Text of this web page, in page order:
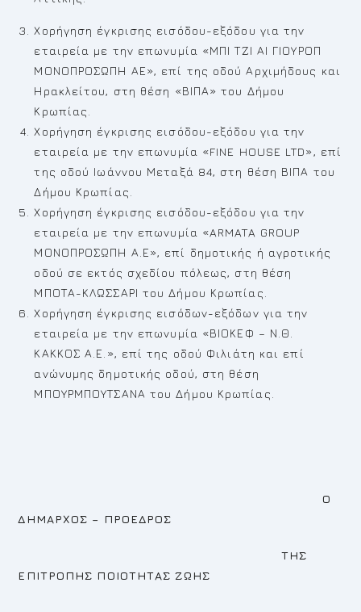
Χορήγηση έγκρισης εισόδου-εξόδου για την
εταιρεία με την επωνυμία «ΜΠΙ ΤΖΙ ΑΙ ΓΙΟΥΡΟΠ
ΜΟΝΟΠΡΟΣΩΠΗ ΑΕ», επί της οδού Αρχιμήδους και
Ηρακλείτου, στη θέση «ΒΙΠΑ» του Δήμου
Κρωπίας.
Χορήγηση έγκρισης εισόδου-εξόδου για την
εταιρεία με την επωνυμία «FINE HOUSE LTD», επί
της οδού Ιωάννου Μεταξά 84, στη θέση ΒΙΠΑ του
Δήμου Κρωπίας.
Χορήγηση έγκρισης εισόδου-εξόδου για την
εταιρεία με την επωνυμία «ARMATA GROUP
ΜΟΝΟΠΡΟΣΩΠΗ Α.Ε», επί δημοτικής ή αγροτικής
οδού σε εκτός σχεδίου πόλεως, στη θέση
ΜΠΟΤΑ-ΚΛΩΣΣΑΡΙ του Δήμου Κρωπίας.
Χορήγηση έγκρισης εισόδων-εξόδων για την
εταιρεία με την επωνυμία «ΒΙΟΚΕΦ – Ν.Θ.
ΚΑΚΚΟΣ Α.Ε.», επί της οδού Φιλιάτη και επί
ανώνυμης δημοτικής οδού, στη θέση
ΜΠΟΥΡΜΠΟΥΤΣΑΝΑ του Δήμου Κρωπίας.
Ο
ΔΗΜΑΡΧΟΣ – ΠΡΟΕΔΡΟΣ
ΤΗΣ
ΕΠΙΤΡΟΠΗΣ ΠΟΙΟΤΗΤΑΣ ΖΩΗΣ